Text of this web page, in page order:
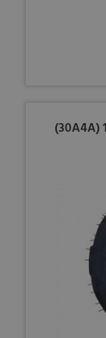
(30A4A)